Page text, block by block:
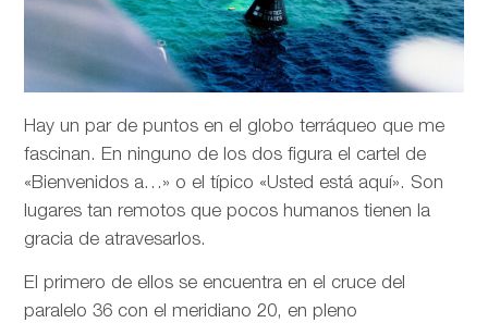
Hay un par de puntos en el globo terráqueo que me
fascinan. En ninguno de los dos figura el cartel de
«Bienvenidos a…» o el típico «Usted está aquí». Son
lugares tan remotos que pocos humanos tienen la
gracia de atravesarlos.
El primero de ellos se encuentra en el cruce del
paralelo 36 con el meridiano 20, en pleno